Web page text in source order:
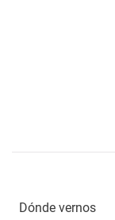
Dónde vernos